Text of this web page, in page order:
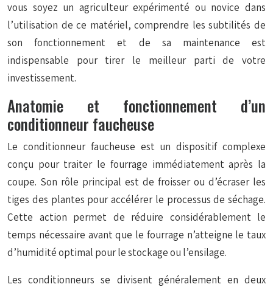
vous soyez un agriculteur expérimenté ou novice dans
l’utilisation de ce matériel, comprendre les subtilités de
son fonctionnement et de sa maintenance est
indispensable pour tirer le meilleur parti de votre
investissement.
Anatomie et fonctionnement d’un
conditionneur faucheuse
Le conditionneur faucheuse est un dispositif complexe
conçu pour traiter le fourrage immédiatement après la
coupe. Son rôle principal est de froisser ou d’écraser les
tiges des plantes pour accélérer le processus de séchage.
Cette action permet de réduire considérablement le
temps nécessaire avant que le fourrage n’atteigne le taux
d’humidité optimal pour le stockage ou l’ensilage.
Les conditionneurs se divisent généralement en deux